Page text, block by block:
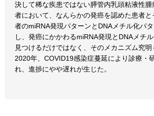
決して稀な疾患ではない膵管内乳頭粘液性腫
者において、なんらかの発癌を認めた患者と
者のmiRNA発現パターンとDNAメチル化パ
し、発癌にかかわるmiRNA発現とDNAメチ
見つけるだけではなく、そのメカニズム究明
2020年、COVID19感染症蔓延により診療・
れ、進捗にやや遅れが生じた。